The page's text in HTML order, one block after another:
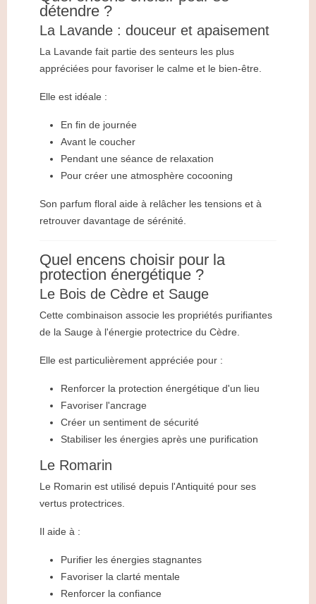
détendre ?
La Lavande : douceur et apaisement
La Lavande fait partie des senteurs les plus
appréciées pour favoriser le calme et le bien-être.
Elle est idéale :
En fin de journée
Avant le coucher
Pendant une séance de relaxation
Pour créer une atmosphère cocooning
Son parfum floral aide à relâcher les tensions et à
retrouver davantage de sérénité.
Quel encens choisir pour la
protection énergétique ?
Le Bois de Cèdre et Sauge
Cette combinaison associe les propriétés purifiantes
de la Sauge à l'énergie protectrice du Cèdre.
Elle est particulièrement appréciée pour :
Renforcer la protection énergétique d'un lieu
Favoriser l'ancrage
Créer un sentiment de sécurité
Stabiliser les énergies après une purification
Le Romarin
Le Romarin est utilisé depuis l'Antiquité pour ses
vertus protectrices.
Il aide à :
Purifier les énergies stagnantes
Favoriser la clarté mentale
Renforcer la confiance